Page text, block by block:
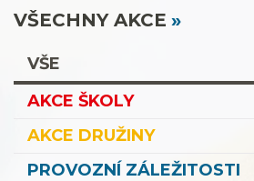
VŠECHNY AKCE
VŠE
AKCE ŠKOLY
AKCE DRUŽINY
PROVOZNÍ ZÁLEŽITOSTI